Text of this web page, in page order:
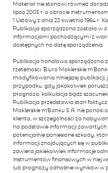
Materiał nie stanowi również
lipca 2005 r. o obrocie
1 Ustawy z dnia 23 kwietnia 1964 r.
Publikacja sporządzona została w
informacjami pochodzącymi z
dostępnych na datę sporządzenia.
Publikacja handlowa sporządzona
rzetelności. Biuro Maklerskie
modyfikowania niniejszej
przypadku, gdy jakakolwiek
prognoza, kalkulacja bądź
Publikacja przedstawia stan
Maklerskie mBanku S.A. nie ponosi
klienta, w szczególności za
na podstawie informacji zawartych
potencjalnie poniesione szkody,
informacji znajdujących się w
zawiera jakiekolwiek informacje
instrumentów finansowych w niej
lub prognozy odnośnie wyników w